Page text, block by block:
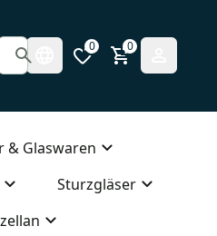
0 0
& Glaswaren
Sturzgläser